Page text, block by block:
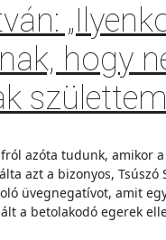
hogy
azóta tudunk, amikor
azt a bizonyos, Tsúszó
üvegnegatívot, amit
a betolakodó egerek